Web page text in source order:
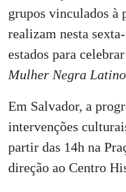
grupos vinculados à
realizam nesta
estados para
Mulher Negra
Em Salvador, a
intervenções
partir das 14h na
direção ao Centro